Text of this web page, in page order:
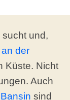
sucht und,
der
Küste. Nicht
Auch
sind